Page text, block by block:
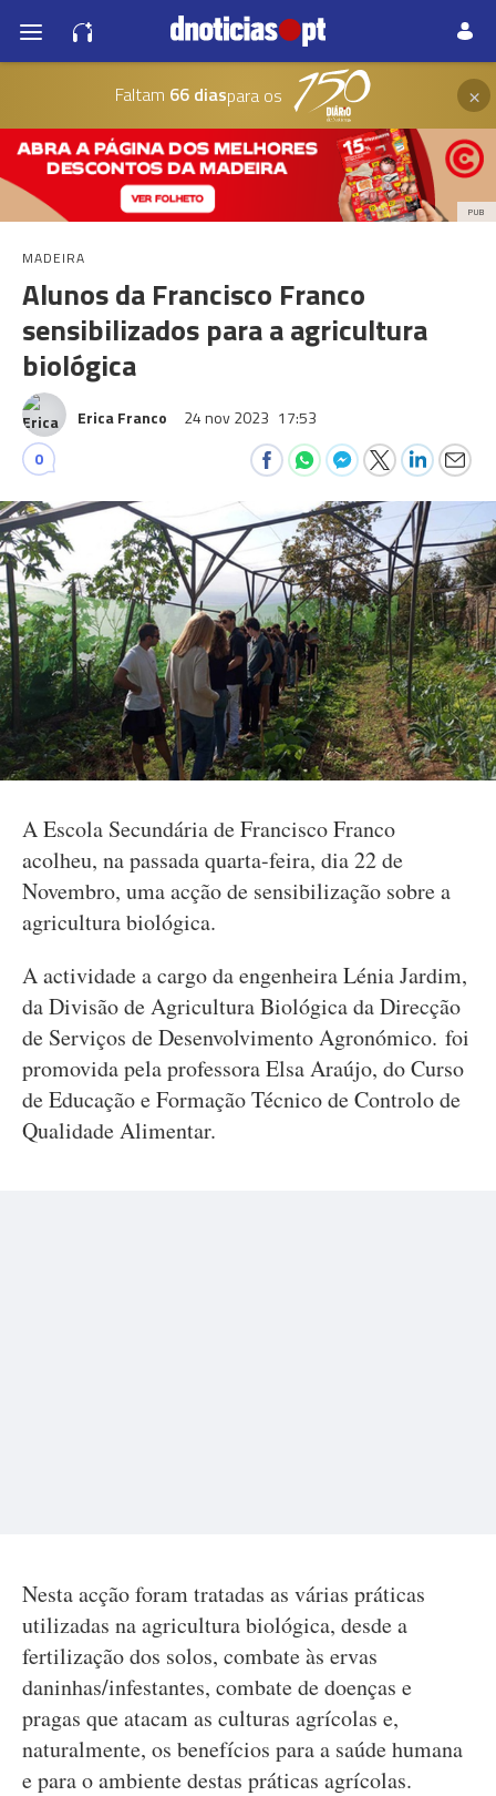
Faltam 66 diaspara os ×
PUB
MADEIRA
Alunos da Francisco Franco
sensibilizados para a agricultura
biológica
Erica Franco 24 nov 2023 17:53
0
A Escola Secundária de Francisco Franco
acolheu, na passada quarta-feira, dia 22 de
Novembro, uma acção de sensibilização sobre a
agricultura biológica.
A actividade a cargo da engenheira Lénia Jardim,
da Divisão de Agricultura Biológica da Direcção
de Serviços de Desenvolvimento Agronómico. foi
promovida pela professora Elsa Araújo, do Curso
de Educação e Formação Técnico de Controlo de
Qualidade Alimentar.
Nesta acção foram tratadas as várias práticas
utilizadas na agricultura biológica, desde a
fertilização dos solos, combate às ervas
daninhas/infestantes, combate de doenças e
pragas que atacam as culturas agrícolas e,
naturalmente, os benefícios para a saúde humana
e para o ambiente destas práticas agrícolas.